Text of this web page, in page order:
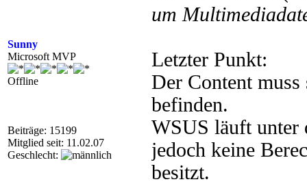
Sunny
Microsoft MVP
Offline
Beiträge: 15199
Mitglied seit: 11.02.07
Geschlecht:
um
Letzter Punkt:
Der Content
befinden.
WSUS läuft unter
jedoch keine
besitzt.